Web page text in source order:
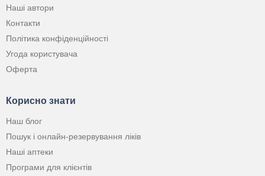
Наші автори
Контакти
Політика конфіденційності
Угода користувача
Оферта
Корисно знати
Наш блог
Пошук і онлайн-резервування ліків
Наші аптеки
Програми для клієнтів